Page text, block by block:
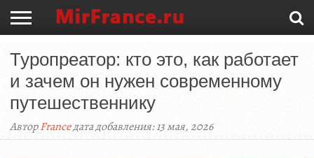
ГОРОДА
КУЛЬТУРА
ИСТОРИЯ
ЖИЗНЬ
ПАРИЖ
ТУРИСТАМ
Туропреатор: кто это, как работает
и зачем он нужен современному
путешественнику
АвторFranceдата добавления: 13 мая, 2026